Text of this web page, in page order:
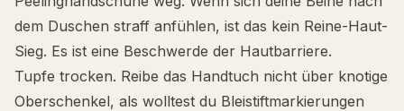
dem Duschen straff anfühlen, ist das kein Reine-Haut-
Sieg. Es ist eine Beschwerde der Hautbarriere.
Tupfe trocken. Reibe das Handtuch nicht über knotige
Oberschenkel, als wolltest du Bleistiftmarkierungen